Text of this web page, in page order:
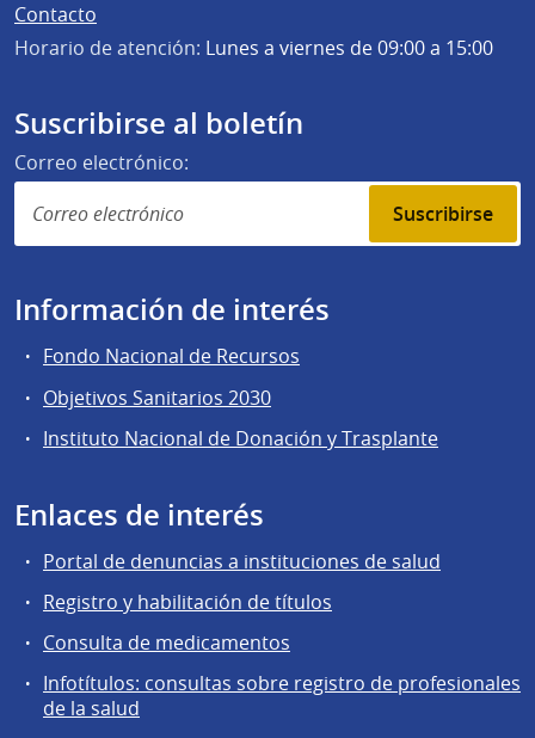
Contacto
Horario de atención: Lunes a viernes de 09:00 a 15:00
Suscribirse al boletín
Correo electrónico:
Suscribirse
Información de interés
Fondo Nacional de Recursos
Objetivos Sanitarios 2030
Instituto Nacional de Donación y Trasplante
Enlaces de interés
Portal de denuncias a instituciones de salud
Registro y habilitación de títulos
Consulta de medicamentos
Infotítulos: consultas sobre registro de profesionales
de la salud